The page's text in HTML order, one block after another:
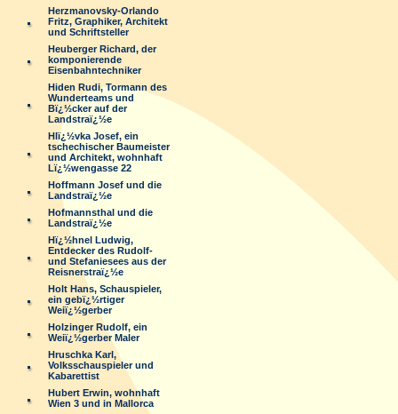
Herzmanovsky-Orlando
Fritz, Graphiker, Architekt
und Schriftsteller
Heuberger Richard, der
komponierende
Eisenbahntechniker
Hiden Rudi, Tormann des
Wunderteams und
Bï¿½cker auf der
Landstraï¿½e
Hlï¿½vka Josef, ein
tschechischer Baumeister
und Architekt, wohnhaft
Lï¿½wengasse 22
Hoffmann Josef und die
Landstraï¿½e
Hofmannsthal und die
Landstraï¿½e
Hï¿½hnel Ludwig,
Entdecker des Rudolf-
und Stefaniesees aus der
Reisnerstraï¿½e
Holt Hans, Schauspieler,
ein gebï¿½rtiger
Weiï¿½gerber
Holzinger Rudolf, ein
Weiï¿½gerber Maler
Hruschka Karl,
Volksschauspieler und
Kabarettist
Hubert Erwin, wohnhaft
Wien 3 und in Mallorca